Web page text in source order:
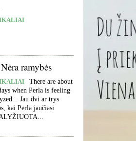
ramybės
There are about
when Perla is feeling
Jau dvi ar trys
kai Perla jaučiasi